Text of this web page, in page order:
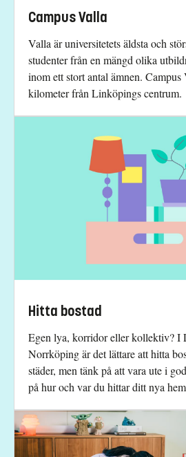
Campus Valla
Valla är universitetets äldsta och
studenter från en mängd olika
inom ett stort antal ämnen.
kilometer från Linköpings centrum.
Hitta bostad
Egen lya, korridor eller kollektiv? I
Norrköping är det lättare att hitta
städer, men tänk på att vara ute i
på hur och var du hittar ditt nya